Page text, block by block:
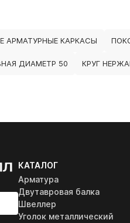
АРМАТУРНЫЕ КАРКАСЫ
ДИАМЕТР 50 КРУГ
КАТАЛОГ
Арматура
Двутавровая балка
Швеллер
Уголок металлический